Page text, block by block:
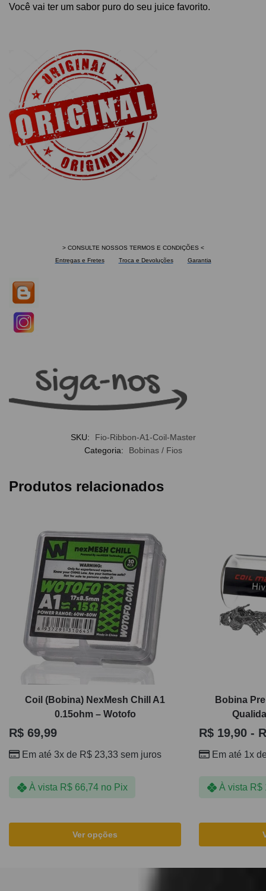
Você vai ter um sabor puro do seu juice favorito.
> CONSULTE NOSSOS TERMOS E CONDIÇÕES <
Entregas e Fretes
Troca e Devoluções Garantia
SKU:
Fio-Ribbon-A1-Coil-Master
Categoria:
Bobinas / Fios
Produtos relacionados
Coil (Bobina) NexMesh Chill A1
0.15ohm – Wotofo
R$ 69,99
Em até 3x de R$ 23,33 sem juros
À vista R$66,74 no Pix
Ver opções
Bobina
R$ 19,90 -
Em até 1x
À vista R$